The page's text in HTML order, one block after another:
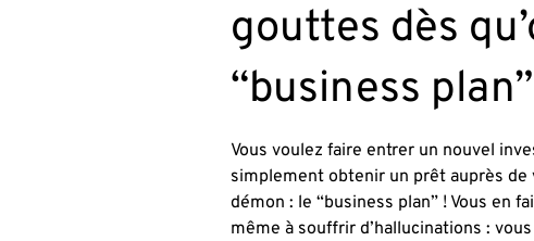
gouttes dès
“business plan”
Vous voulez faire entrer un nouvel
simplement obtenir un prêt auprès de
démon : le “business plan” ! Vous en
même à souffrir d’hallucinations :